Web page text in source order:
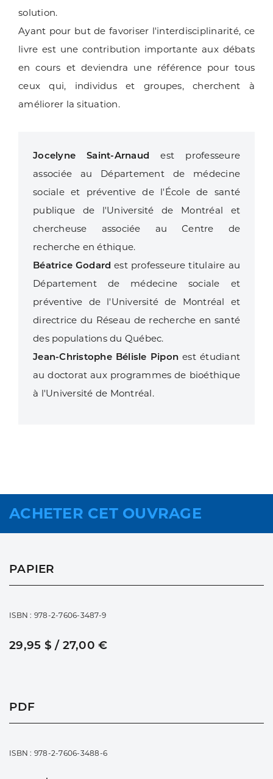
solution.
Ayant pour but de favoriser l'interdisciplinarité, ce
livre est une contribution importante aux débats
en cours et deviendra une référence pour tous
ceux qui, individus et groupes, cherchent à
améliorer la situation.
Jocelyne Saint-Arnaudest professeure
associée au Département de médecine
sociale et préventive de l'École de santé
publique de l'Université de Montréal et
chercheuse associée au Centre de
recherche en éthique.
Béatrice Godardest professeure titulaire au
Département de médecine sociale et
préventive de l'Université de Montréal et
directrice du Réseau de recherche en santé
des populations du Québec.
Jean-Christophe Bélisle Piponest étudiant
au doctorat aux programmes de bioéthique
à l'Université de Montréal.
ACHETER CET OUVRAGE
PAPIER
ISBN : 978-2-7606-3487-9
29,95 $ / 27,00 €
PDF
ISBN : 978-2-7606-3488-6